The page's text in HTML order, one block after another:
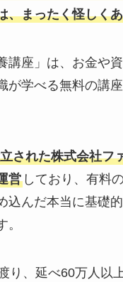
、まったく怪しく
講座」は、お金や
が学べる無料の講
された株式会社フ
営しており、有料
込んだ本当に基礎
。
り、延べ60万人以